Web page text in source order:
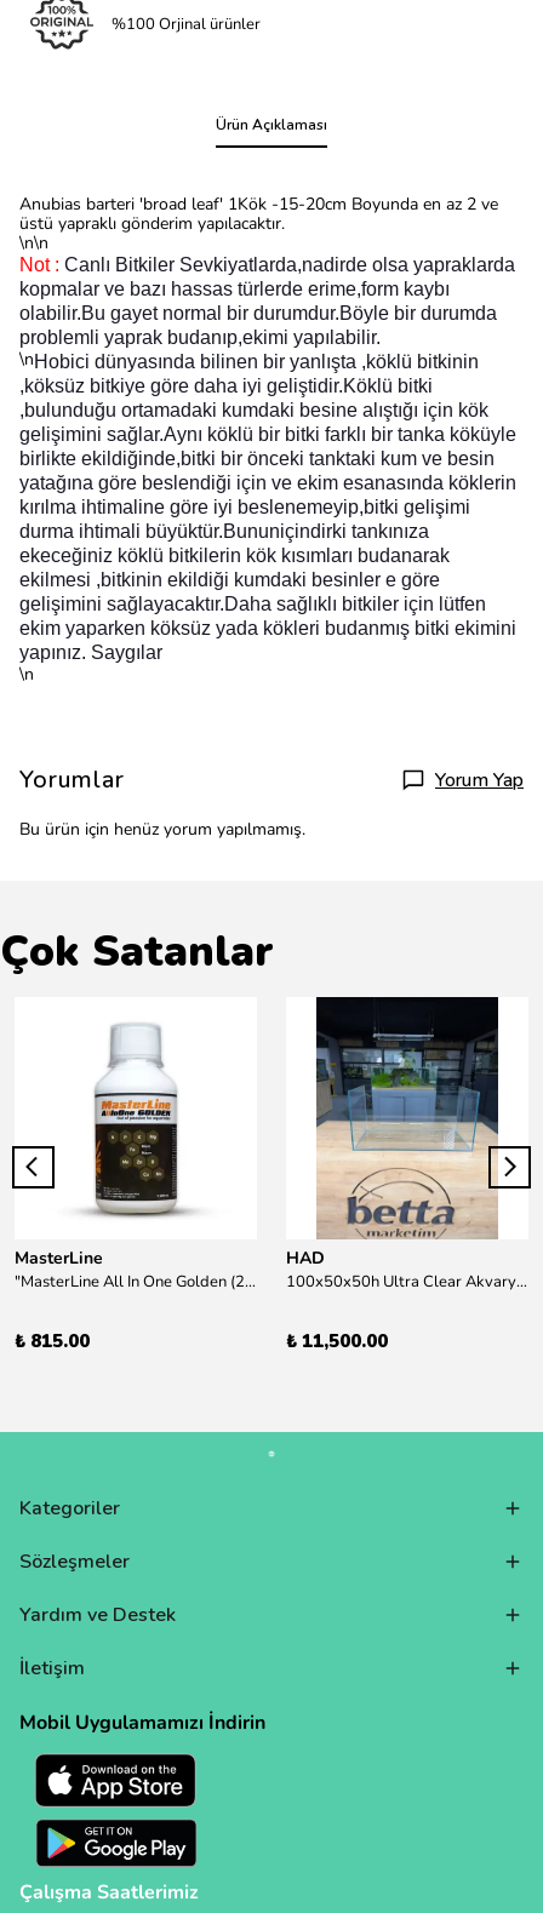
%100 Orjinal ürünler
Ürün Açıklaması
Anubias barteri 'broad leaf' 1Kök -15-20cm Boyunda en az 2 ve
üstü yapraklı gönderim yapılacaktır.
\n\n
Not : Canlı Bitkiler Sevkiyatlarda,nadirde olsa yapraklarda
kopmalar ve bazı hassas türlerde erime,form kaybı
olabilir.Bu gayet normal bir durumdur.Böyle bir durumda
problemli yaprak budanıp,ekimi yapılabilir.
\nHobici dünyasında bilinen bir yanlışta ,köklü bitkinin
,köksüz bitkiye göre daha iyi geliştidir.Köklü bitki
,bulunduğu ortamadaki kumdaki besine alıştığı için kök
gelişimini sağlar.Aynı köklü bir bitki farklı bir tanka köküyle
birlikte ekildiğinde,bitki bir önceki tanktaki kum ve besin
yatağına göre beslendiği için ve ekim esanasında köklerin
kırılma ihtimaline göre iyi beslenemeyip,bitki gelişimi
durma ihtimali büyüktür.Bununiçindirki tankınıza
ekeceğiniz köklü bitkilerin kök kısımları budanarak
ekilmesi ,bitkinin ekildiği kumdaki besinler e göre
gelişimini sağlayacaktır.Daha sağlıklı bitkiler için lütfen
ekim yaparken köksüz yada kökleri budanmış bitki ekimini
yapınız. Saygılar
\n
Yorumlar Yorum Yap
Bu ürün için henüz yorum yapılmamış.
Çok Satanlar
MasterLine
"MasterLine All In One Golden (200 ml) Daha yüksek zorluk derecesine sahip bitkiler için Özel formül Tam Besin "
₺ 815.00
HAD
100x50x50h Ultra Clear Akvaryum 10mm 90derece Birleşim /Sadece Otobüs Kargosu ile Gönderim Yapılır !
₺ 11,500.00
Kategoriler
Sözleşmeler
Yardım ve Destek
İletişim
Mobil Uygulamamızı İndirin
Çalışma Saatlerimiz